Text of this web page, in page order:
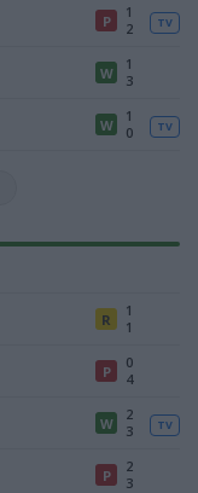
P
1
2
TV
W
1
3
W
1
0
TV
R
1
1
P
0
4
W
2
3
TV
P
2
3